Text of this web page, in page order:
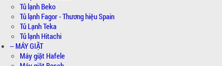
Tủ lạnh Beko
Tủ lạnh Fagor - Thương hiệu Spain
Tủ Lạnh Teka
Tủ lạnh Hitachi
-- MÁY GIẶT
Máy giặt Hafele